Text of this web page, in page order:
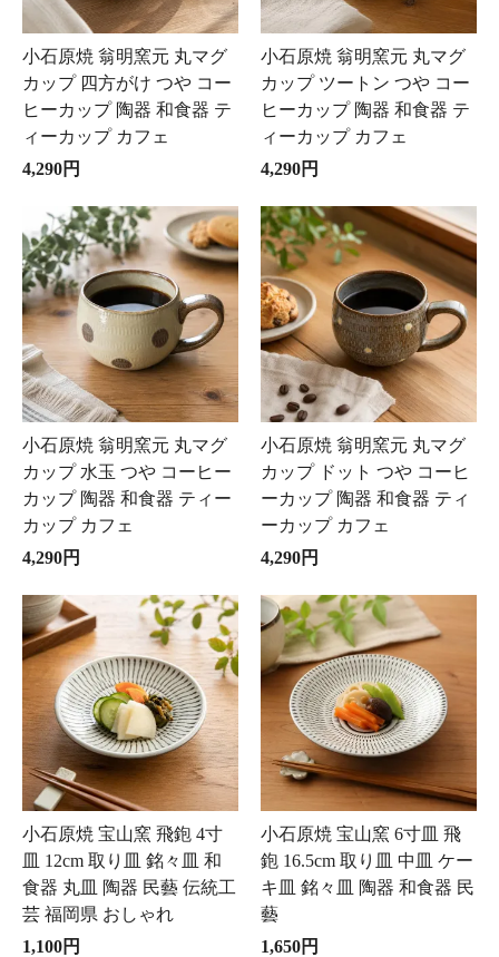
小石原焼 翁明窯元 丸マグ
カップ 四方がけ つや コー
ヒーカップ 陶器 和食器 テ
ィーカップ カフェ
4,290円
小石原焼 翁明窯元 丸マグ
カップ ツートン つや コー
ヒーカップ 陶器 和食器 テ
ィーカップ カフェ
4,290円
小石原焼 翁明窯元 丸マグ
カップ 水玉 つや コーヒー
カップ 陶器 和食器 ティー
カップ カフェ
4,290円
小石原焼 翁明窯元 丸マグ
カップ ドット つや コーヒ
ーカップ 陶器 和食器 ティ
ーカップ カフェ
4,290円
小石原焼 宝山窯 飛鉋 4寸
皿 12cm 取り皿 銘々皿 和
食器 丸皿 陶器 民藝 伝統工
芸 福岡県 おしゃれ
1,100円
小石原焼 宝山窯 6寸皿 飛
鉋 16.5cm 取り皿 中皿 ケー
キ皿 銘々皿 陶器 和食器 民
藝
1,650円